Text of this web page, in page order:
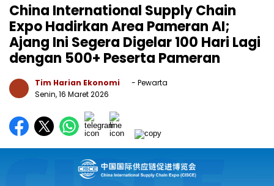
China International Supply Chain
Expo Hadirkan Area Pameran AI;
Ajang Ini Segera Digelar 100 Hari Lagi
dengan 500+ Peserta Pameran
Tim Harian Ekonomi
- Pewarta
Senin, 16 Maret 2026